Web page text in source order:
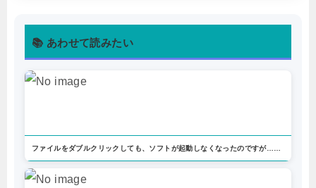
📚 あわせて読みたい
ファイルをダブルクリックしても、ソフトが起動しなくなったのですが……